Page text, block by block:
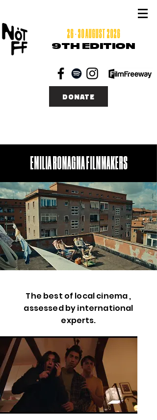
26 - 30 AUGUST 2026
9TH EDITION
DONATE
EMILIA ROMAGNA FILMMAKERS
The best of local cinema ,
assessed by international
experts.